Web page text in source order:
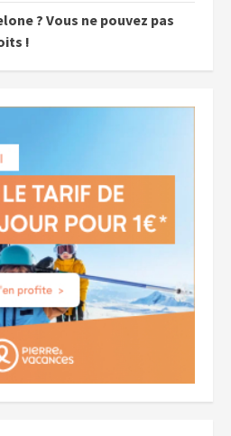
? Vous ne pouvez pas
!